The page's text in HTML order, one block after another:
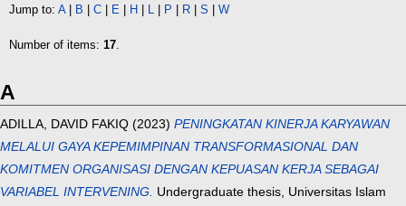
Jump to: A| B C E H L P R S W
Number of items: 17.
A
ADILLA, DAVID FAKIQ (2023) PENINGKATAN KINERJA KARYAWAN
MELALUI GAYA KEPEMIMPINAN TRANSFORMASIONAL DAN
KOMITMEN ORGANISASI DENGAN KEPUASAN KERJA SEBAGAI
VARIABEL INTERVENING. Undergraduate thesis, Universitas Islam